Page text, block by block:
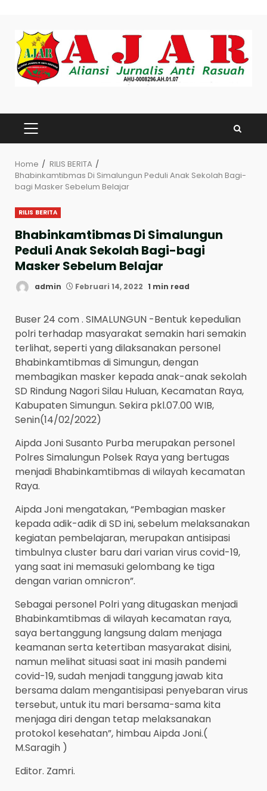
content
PRIMARY
MENU
Home
RILIS BERITA
Bhabinkamtibmas Di Simalungun Peduli Anak Sekolah Bagi-
bagi Masker Sebelum Belajar
RILIS BERITA
Bhabinkamtibmas Di Simalungun
Peduli Anak Sekolah Bagi-bagi
Masker Sebelum Belajar
admin Februari 14, 2022 1 min read
Buser 24 com . SIMALUNGUN -Bentuk kepedulian
polri terhadap masyarakat semakin hari semakin
terlihat, seperti yang dilaksanakan personel
Bhabinkamtibmas di Simungun, dengan
membagikan masker kepada anak-anak sekolah
SD Rindung Nagori Silau Huluan, Kecamatan Raya,
Kabupaten Simungun. Sekira pkl.07.00 WIB,
Senin(14/02/2022)
Aipda Joni Susanto Purba merupakan personel
Polres Simalungun Polsek Raya yang bertugas
menjadi Bhabinkamtibmas di wilayah kecamatan
Raya.
Aipda Joni mengatakan, “Pembagian masker
kepada adik-adik di SD ini, sebelum melaksanakan
kegiatan pembelajaran, merupakan antisipasi
timbulnya cluster baru dari varian virus covid-19,
yang saat ini memasuki gelombang ke tiga
dengan varian omnicron”.
Sebagai personel Polri yang ditugaskan menjadi
Bhabinkamtibmas di wilayah kecamatan raya,
saya bertanggung langsung dalam menjaga
keamanan serta ketertiban masyarakat disini,
namun melihat situasi saat ini masih pandemi
covid-19, sudah menjadi tanggung jawab kita
bersama dalam mengantisipasi penyebaran virus
tersebut, untuk itu mari bersama-sama kita
menjaga diri dengan tetap melaksanakan
protokol kesehatan”, himbau Aipda Joni.(
M.Saragih )
Editor. Zamri.